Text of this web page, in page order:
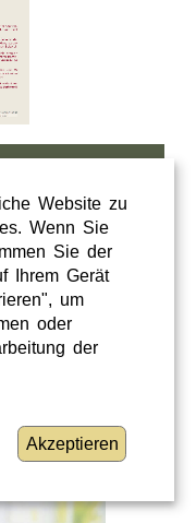
Website zu
Wenn Sie
Sie der
Ihrem Gerät
um
oder
der
Akzeptieren